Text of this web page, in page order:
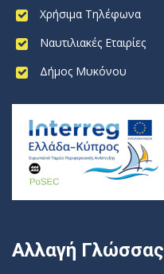
Χρήσιμα Τηλέφωνα
Ναυτιλιακές Εταιρίες
Δήμος Μυκόνου
Αλλαγή Γλώσσας